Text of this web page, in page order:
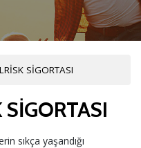
SİGORTASI
sıkça yaşandığı